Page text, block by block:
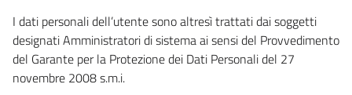
I dati personali dell’utente sono altresì trattati dai soggetti
designati Amministratori di sistema ai sensi del Provvedimento
del Garante per la Protezione dei Dati Personali del 27
novembre 2008 s.m.i.